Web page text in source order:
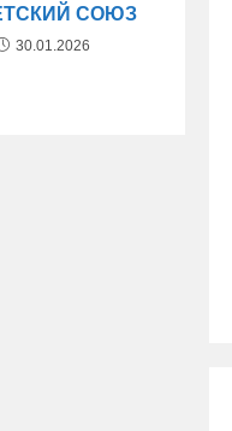
СОЮЗ
30.01.2026